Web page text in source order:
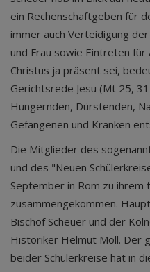
ein Rechenschaftgeben für
immer auch Verteidigung
und Frau sowie Eintreten für
Christus ja präsent sei,
Gerichtsrede Jesu (Mt 25,
Hungernden, Dürstenden,
Gefangenen und
Die Mitglieder des
und des "Neuen
September in Rom zu
zusammengekommen.
Bischof Scheuer und der
Historiker Helmut Moll. Der
beider Schülerkreise hat in